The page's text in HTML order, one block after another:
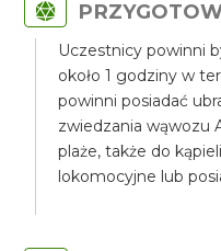
Uczestnicy powinni
około 1 godziny w
powinni posiadać
zwiedzania wąwozu
plaże, także do
lokomocyjne lub